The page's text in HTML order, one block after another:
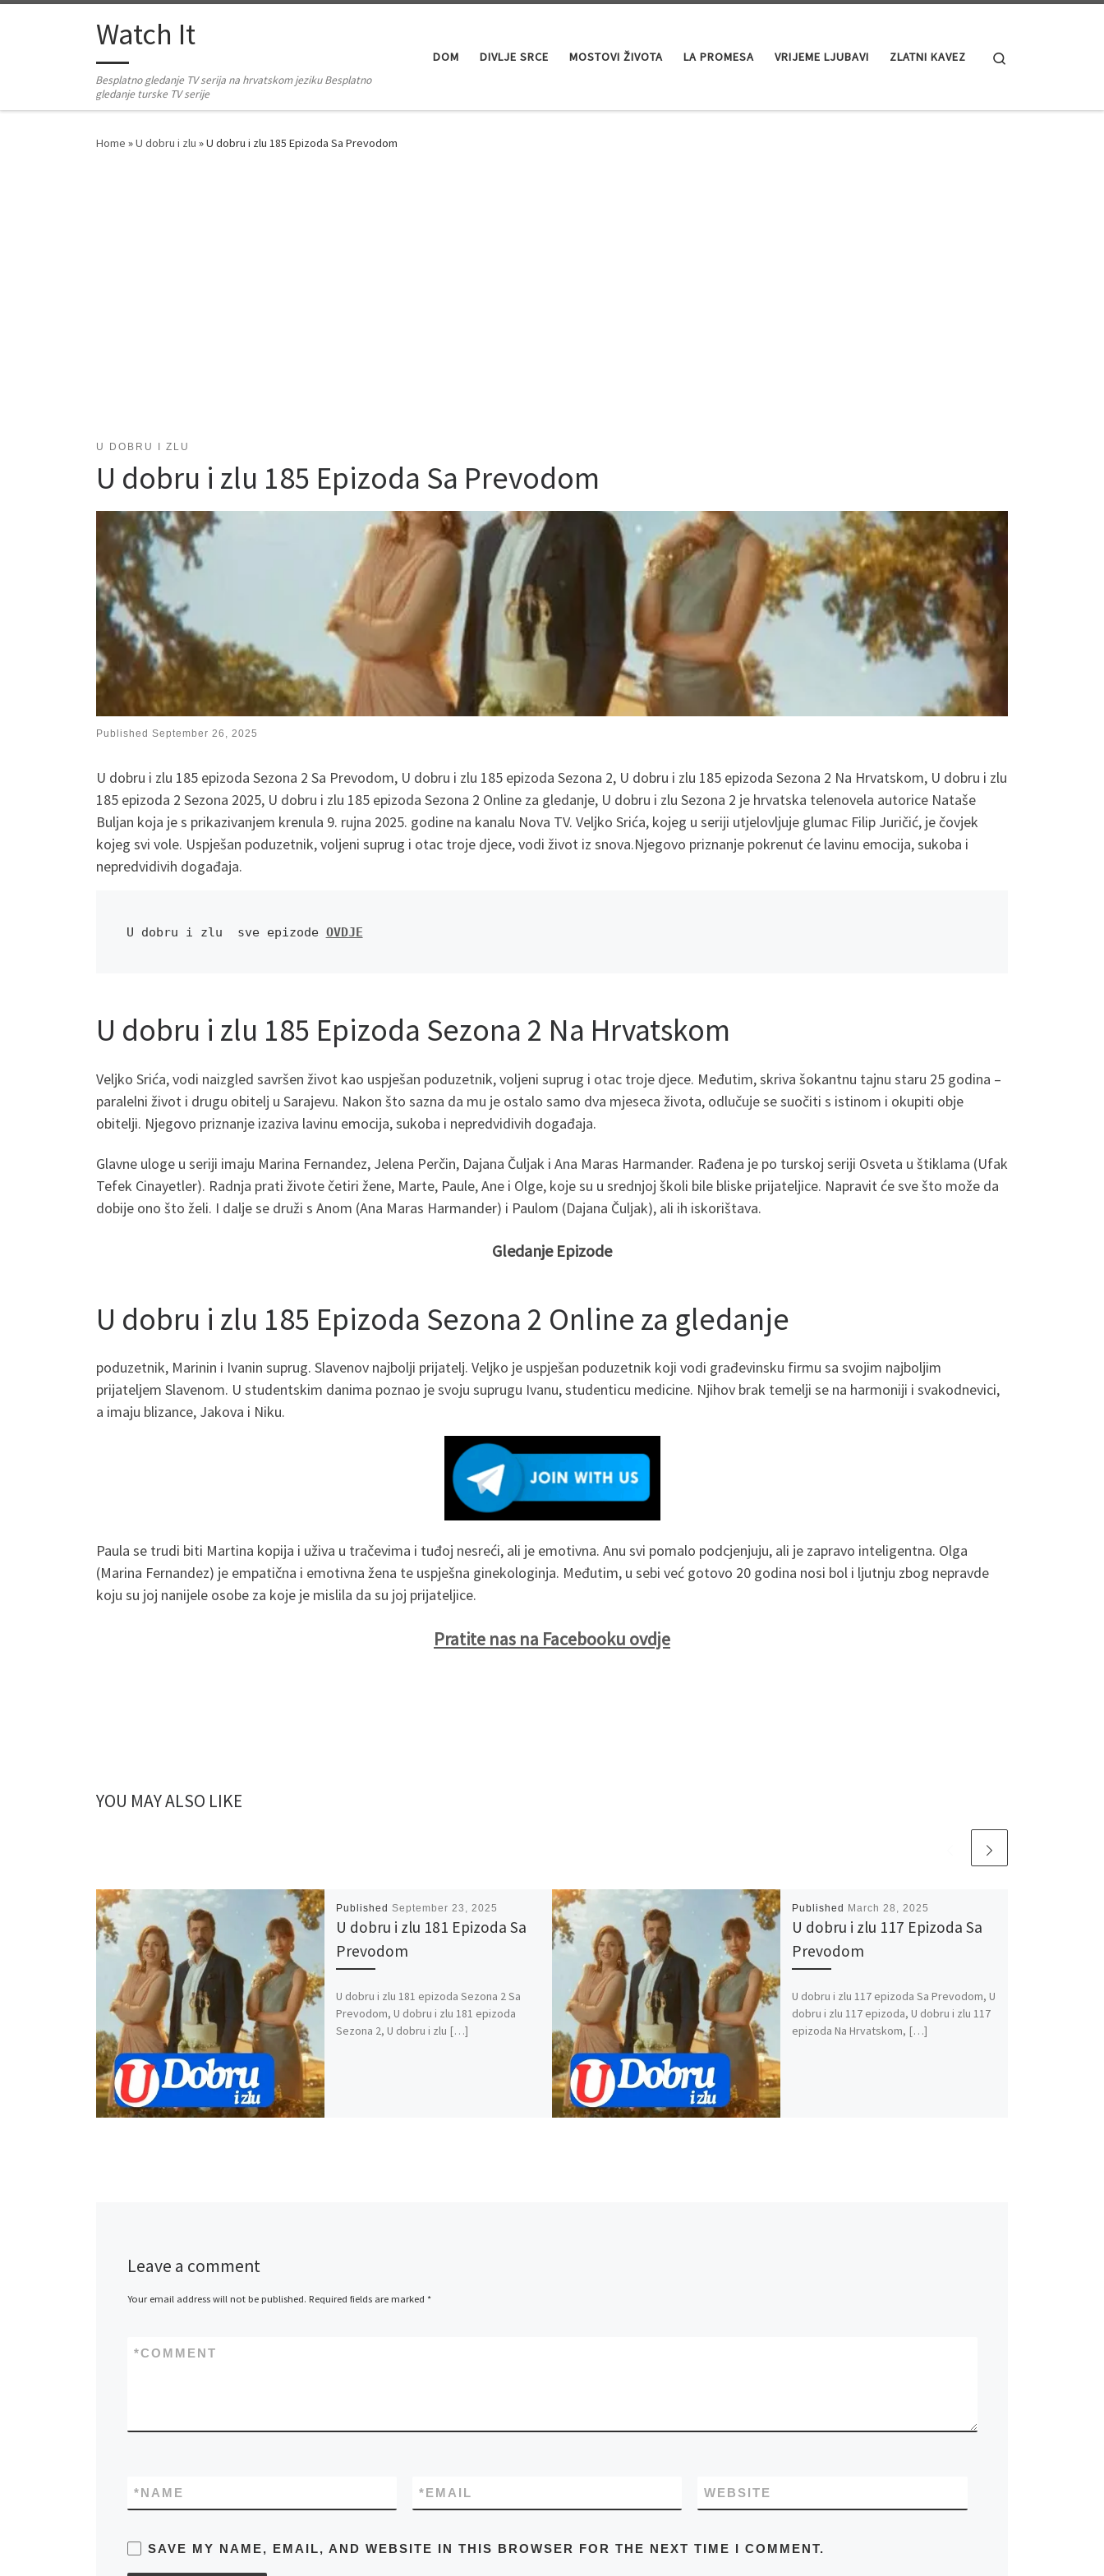
Skip to contentWatch It
Besplatno gledanje TV serija na hrvatskom jeziku Besplatno
gledanje turske TV serije
DOM DIVLJE SRCE MOSTOVI ŽIVOTA LA PROMESA VRIJEME LJUBAVI ZLATNI KAVEZ
Home »U dobru i zlu »U dobru i zlu 185 Epizoda Sa Prevodom
U DOBRU I ZLU
U dobru i zlu 185 Epizoda Sa Prevodom
Published September 26, 2025
U dobru i zlu 185 epizoda Sezona 2 Sa Prevodom, U dobru i zlu 185 epizoda Sezona 2, U dobru i zlu 185 epizoda Sezona 2 Na Hrvatskom, U dobru i zlu
185 epizoda 2 Sezona 2025, U dobru i zlu 185 epizoda Sezona 2 Online za gledanje, U dobru i zlu Sezona 2 je hrvatska telenovela autorice Nataše
Buljan koja je s prikazivanjem krenula 9. rujna 2025. godine na kanalu Nova TV. Veljko Srića, kojeg u seriji utjelovljuje glumac Filip Juričić, je čovjek
kojeg svi vole. Uspješan poduzetnik, voljeni suprug i otac troje djece, vodi život iz snova.Njegovo priznanje pokrenut će lavinu emocija, sukoba i
nepredvidivih događaja.
U dobru i zlu  sve epizode OVDJE
U dobru i zlu 185 Epizoda Sezona 2 Na Hrvatskom
Veljko Srića, vodi naizgled savršen život kao uspješan poduzetnik, voljeni suprug i otac troje djece. Međutim, skriva šokantnu tajnu staru 25 godina –
paralelni život i drugu obitelj u Sarajevu. Nakon što sazna da mu je ostalo samo dva mjeseca života, odlučuje se suočiti s istinom i okupiti obje
obitelji. Njegovo priznanje izaziva lavinu emocija, sukoba i nepredvidivih događaja.
Glavne uloge u seriji imaju Marina Fernandez, Jelena Perčin, Dajana Čuljak i Ana Maras Harmander. Rađena je po turskoj seriji Osveta u štiklama (Ufak
Tefek Cinayetler). Radnja prati živote četiri žene, Marte, Paule, Ane i Olge, koje su u srednjoj školi bile bliske prijateljice. Napravit će sve što može da
dobije ono što želi. I dalje se druži s Anom (Ana Maras Harmander) i Paulom (Dajana Čuljak), ali ih iskorištava.
Gledanje Epizode
U dobru i zlu 185 Epizoda Sezona 2 Online za gledanje
poduzetnik, Marinin i Ivanin suprug. Slavenov najbolji prijatelj. Veljko je uspješan poduzetnik koji vodi građevinsku firmu sa svojim najboljim
prijateljem Slavenom. U studentskim danima poznao je svoju suprugu Ivanu, studenticu medicine. Njihov brak temelji se na harmoniji i svakodnevici,
a imaju blizance, Jakova i Niku.
Paula se trudi biti Martina kopija i uživa u tračevima i tuđoj nesreći, ali je emotivna. Anu svi pomalo podcjenjuju, ali je zapravo inteligentna. Olga
(Marina Fernandez) je empatična i emotivna žena te uspješna ginekologinja. Međutim, u sebi već gotovo 20 godina nosi bol i ljutnju zbog nepravde
koju su joj nanijele osobe za koje je mislila da su joj prijateljice.
Pratite nas na Facebooku ovdje
YOU MAY ALSO LIKE
Published September 23, 2025
U dobru i zlu 181 Epizoda Sa
Prevodom
U dobru i zlu 181 epizoda Sezona 2 Sa
Prevodom, U dobru i zlu 181 epizoda
Sezona 2, U dobru i zlu […]
Published March 28, 2025
U dobru i zlu 117 Epizoda Sa
Prevodom
U dobru i zlu 117 epizoda Sa Prevodom, U
dobru i zlu 117 epizoda, U dobru i zlu 117
epizoda Na Hrvatskom, […]
Leave a comment
Your email address will not be published. Required fields are marked *
COMMENT
*
NAME
* EMAIL
* WEBSITE
SAVE MY NAME, EMAIL, AND WEBSITE IN THIS BROWSER FOR THE NEXT TIME I COMMENT.